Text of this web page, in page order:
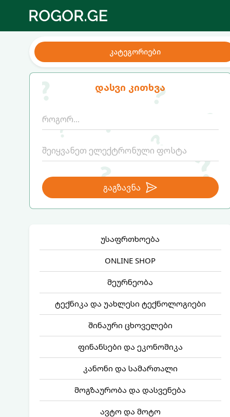
კატეგორიები
დასვი კითხვა
გაგზავნა
უსაფრთხოება
ONLINE SHOP
მეურნეობა
ტექნიკა და უახლესი ტექნოლოგიები
შინაური ცხოველები
ფინანსები და ეკონომიკა
კანონი და სამართალი
მოგზაურობა და დასვენება
ავტო და მოტო